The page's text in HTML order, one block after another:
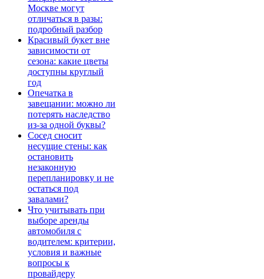
Москве могут
отличаться в разы:
подробный разбор
Красивый букет вне
зависимости от
сезона: какие цветы
доступны круглый
год
Опечатка в
завещании: можно ли
потерять наследство
из-за одной буквы?
Сосед сносит
несущие стены: как
остановить
незаконную
перепланировку и не
остаться под
завалами?
Что учитывать при
выборе аренды
автомобиля с
водителем: критерии,
условия и важные
вопросы к
провайдеру